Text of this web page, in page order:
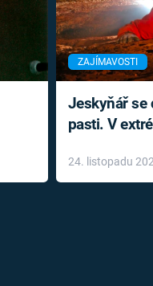
ZAJÍMAVOSTI
Jeskyňář se
pasti. V
24. listopadu